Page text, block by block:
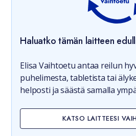
Haluatko tämän laitteen
Elisa Vaihtoetu antaa reilun
puhelimesta, tabletista tai
helposti ja säästä samalla
KATSO LAITTEESI